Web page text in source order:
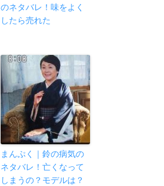
のネタバレ！味をよく
したら売れた
まんぷく｜鈴の病気の
ネタバレ！亡くなって
しまうの？モデルは？